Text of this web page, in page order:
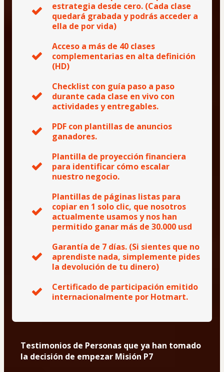
estrategia desde cero. (Cada clase
quedará grabada y podrás acceder a
ella de por vida)
Acceso a más de 40 clases
complementarias en alta definición
(HD)
Checklist con guía paso a paso
durante cada clase en vivo con
actividades y entregables.
PDF con plantillas de anuncios
ganadores.
Plantilla de proyección financiera
para identificar cómo escalar
nuestro negocio.
Plantillas de páginas listas para
copiar en 1 solo clic, que nosotros
actualmente usamos y nos han
permitido ganar más de 30.000 usd
Garantía de 7 días. (Si sientes que no
aprendiste nada, simplemente pides
la devolución de tu dinero)
Certificado de participación emitido
internacionalmente por Hotmart.
Testimonios de Personas que ya han tomado
la decisión de empezar Misión P7